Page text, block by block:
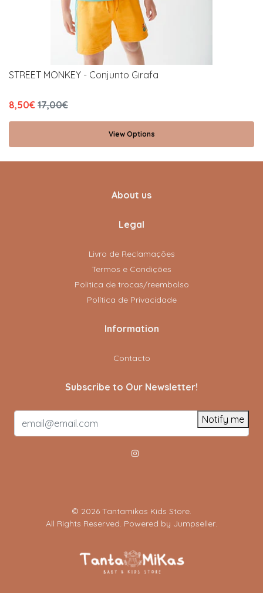
STREET MONKEY - Conjunto Girafa
8,50€ 17,00€
View Options
About us
Legal
Livro de Reclamações
Termos e Condições
Politica de trocas/reembolso
Política de Privacidade
Information
Contacto
Subscribe to Our Newsletter!
Notify me
© 2026 Tantamikas Kids Store.
All Rights Reserved. Powered by Jumpseller.